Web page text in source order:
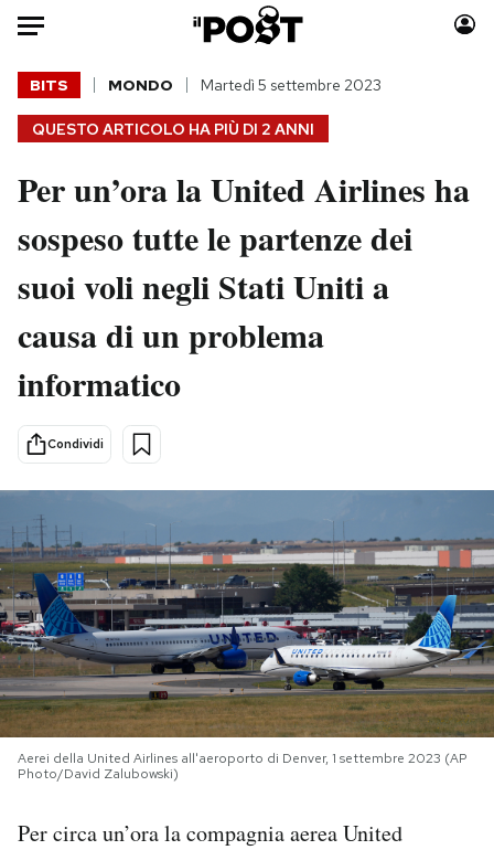
Auto
HOME
Italia
Politica
Tecnologia
Scienza
Sport
Moda
Consumismi
Storie/Idee
Media
PODCAST
NEWSLETTER
I MIEI PREFERITI
SHOP
CALENDARIO
QUESTO ARTICOLO HA PIÙ DI 2 ANNI
BITS MONDO Martedì 5 settembre 2023
Per un’ora la United Airlines ha
sospeso tutte le partenze dei
suoi voli negli Stati Uniti a
causa di un problema
informatico
Condividi
Aerei della United Airlines all'aeroporto di Denver, 1 settembre 2023 (AP
Photo/David Zalubowski)
Per circa un’ora la compagnia aerea United